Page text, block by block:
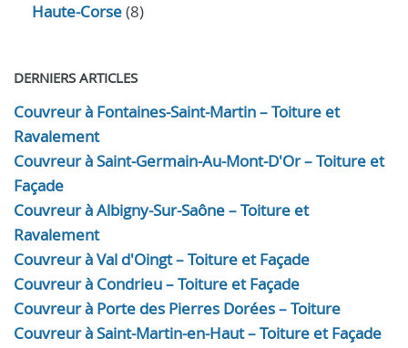
Haute-Corse(8)
DERNIERS ARTICLES
Couvreur à Fontaines-Saint-Martin – Toiture et
Ravalement
Couvreur à Saint-Germain-Au-Mont-D'Or – Toiture et
Façade
Couvreur à Albigny-Sur-Saône – Toiture et
Ravalement
Couvreur à Val d'Oingt – Toiture et Façade
Couvreur à Condrieu – Toiture et Façade
Couvreur à Porte des Pierres Dorées – Toiture
Couvreur à Saint-Martin-en-Haut – Toiture et Façade